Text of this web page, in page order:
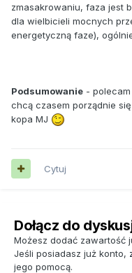
zmasakrowaniu, faza jest
dla wielbicieli mocnych
energetyczną faze),
Podsumowanie -
chcą czasem porządnie
kopa MJ
Cytuj
Dołącz do
Możesz dodać zawartość
Jeśli posiadasz już konto,
jego pomocą.